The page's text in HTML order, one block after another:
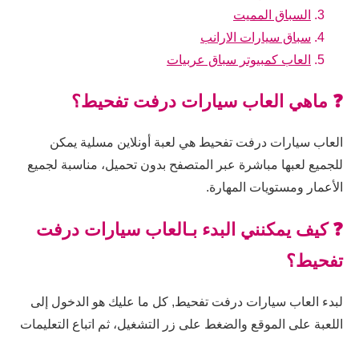
السباق المميت
سباق سيارات الارانب
العاب كمبيوتر سباق عربيات
❓ ماهي العاب سيارات درفت تفحيط؟
العاب سيارات درفت تفحيط هي لعبة أونلاين مسلية يمكن
للجميع لعبها مباشرة عبر المتصفح بدون تحميل، مناسبة لجميع
الأعمار ومستويات المهارة.
❓ كيف يمكنني البدء بـالعاب سيارات درفت
تفحيط؟
لبدء العاب سيارات درفت تفحيط, كل ما عليك هو الدخول إلى
اللعبة على الموقع والضغط على زر التشغيل، ثم اتباع التعليمات